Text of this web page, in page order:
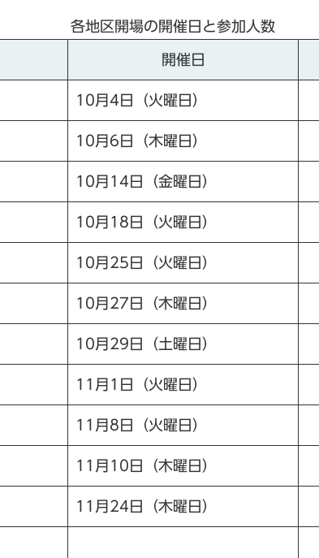
各地区開場の開催日と参加人数
開催日
10月4日（火曜日）
10月6日（木曜日）
10月14日（金曜日）
10月18日（火曜日）
10月25日（火曜日）
10月27日（木曜日）
10月29日（土曜日）
11月1日（火曜日）
11月8日（火曜日）
11月10日（木曜日）
11月24日（木曜日）